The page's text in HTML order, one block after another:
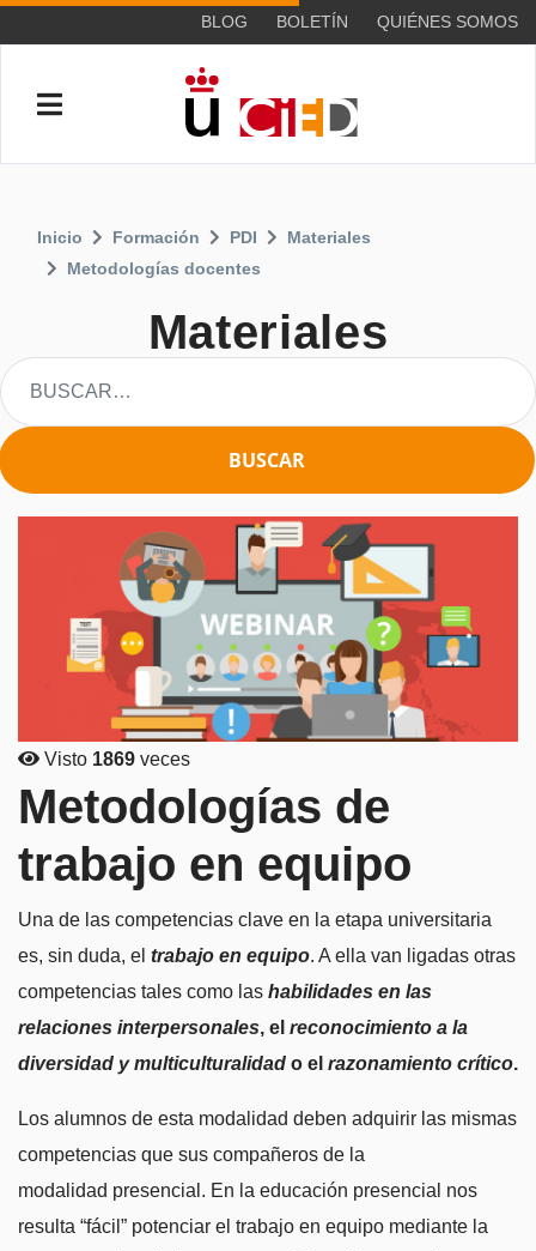
BLOG BOLETÍN QUIÉNES SOMOS
Materiales
Inicio Formación PDI
Materiales
Metodologías docentes
BUSCAR
Visto 1869 veces
Metodologías de
trabajo en equipo
Una de las competencias clave en la etapa universitaria
es, sin duda, el trabajo en equipo. A ella van ligadas otras
competencias tales como las habilidades en las
relaciones interpersonales, el reconocimiento a la
diversidad y multiculturalidad o el razonamiento crítico.
Los alumnos de esta modalidad deben adquirir las mismas
competencias que sus compañeros de la
modalidad presencial. En la educación presencial nos
resulta “fácil” potenciar el trabajo en equipo mediante la